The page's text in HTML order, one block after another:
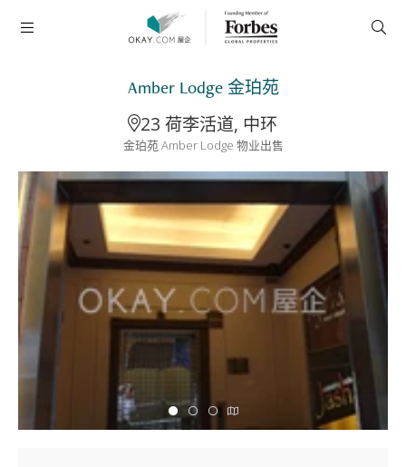
Amber Lodge 金珀苑
23 荷李活道, 中环
金珀苑 Amber Lodge 物业出售